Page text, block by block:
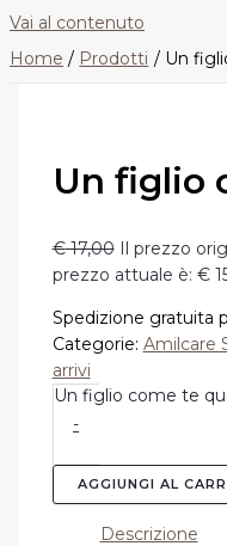
Vai al contenuto
Home
Prodotti Un
Un figlio
€17,00 Il prezzo
prezzo attuale è: €
Spedizione gratuita
Categorie: Amilcare
arrivi
-
Un figlio come te
AGGIUNGI AL
Descrizione